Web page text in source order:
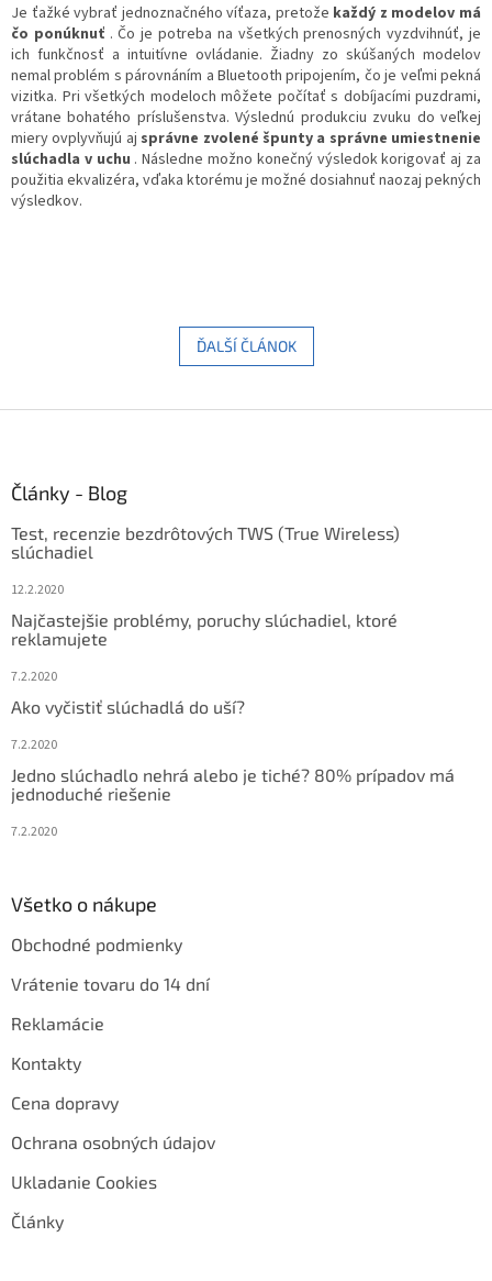
Je ťažké vybrať jednoznačného víťaza, pretože každý z modelov má
čo ponúknuť. Čo je potreba na všetkých prenosných vyzdvihnúť, je
ich funkčnosť a intuitívne ovládanie. Žiadny zo skúšaných modelov
nemal problém s párovnáním a Bluetooth pripojením, čo je veľmi pekná
vizitka. Pri všetkých modeloch môžete počítať s dobíjacími puzdrami,
vrátane bohatého príslušenstva. Výslednú produkciu zvuku do veľkej
miery ovplyvňujú aj správne zvolené špunty a správne umiestnenie
slúchadla v uchu . Následne možno konečný výsledok korigovať aj za
použitia ekvalizéra, vďaka ktorému je možné dosiahnuť naozaj pekných
výsledkov.
ĎALŠÍ ČLÁNOK
Články - Blog
Test, recenzie bezdrôtových TWS (True Wireless)
slúchadiel
12.2.2020
Najčastejšie problémy, poruchy slúchadiel, ktoré
reklamujete
7.2.2020
Ako vyčistiť slúchadlá do uší?
7.2.2020
Jedno slúchadlo nehrá alebo je tiché? 80% prípadov má
jednoduché riešenie
7.2.2020
Všetko o nákupe
Obchodné podmienky
Vrátenie tovaru do 14 dní
Reklamácie
Kontakty
Cena dopravy
Ochrana osobných údajov
Ukladanie Cookies
Články